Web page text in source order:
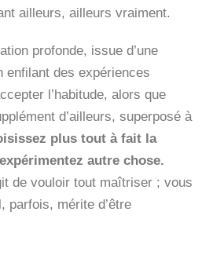
ailleurs, ailleurs vraiment.
profonde, issue d’une
enfilant des expériences
l’habitude, alors que
d’ailleurs, superposé à
plus tout à fait la
autre chose.
de vouloir tout maîtriser ; vous
parfois, mérite d’être